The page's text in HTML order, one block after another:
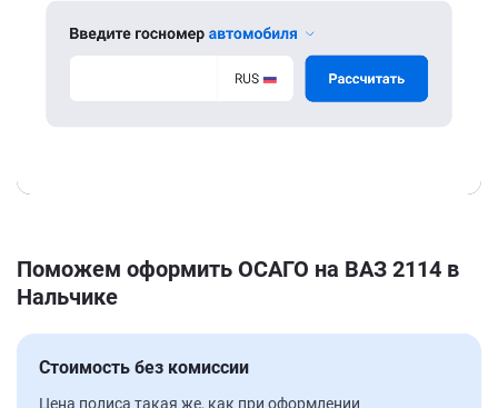
Поможем оформить ОСАГО на ВАЗ 2114 в
Нальчике
Стоимость без комиссии
Цена полиса такая же, как при оформлении